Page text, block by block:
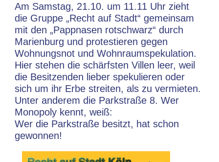
Am Samstag, 21.10. um 11.11 Uhr zieht
die Gruppe „Recht auf Stadt“ gemeinsam
mit den „Pappnasen rotschwarz“ durch
Marienburg und protestieren gegen
Wohnungsnot und Wohnraumspekulation.
Hier stehen die schärfsten Villen leer, weil
die Besitzenden lieber spekulieren oder
sich um ihr Erbe streiten, als zu vermieten.
Unter anderem die Parkstraße 8. Wer
Monopoly kennt, weiß:
Wer die Parkstraße besitzt, hat schon
gewonnen!